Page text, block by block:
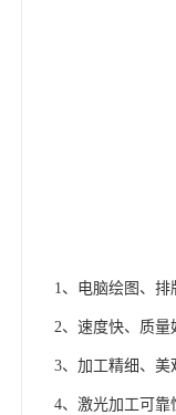
1、电脑绘图、排
2、速度快、质量
3、加工精细、美
4、激光加工可